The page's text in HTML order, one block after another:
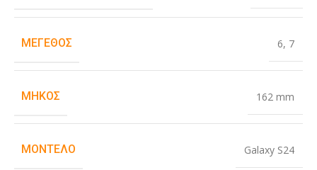
ΜΈΓΕΘΟΣ 6, 7
ΜΉΚΟΣ 162 mm
ΜΟΝΤΈΛΟ Galaxy S24